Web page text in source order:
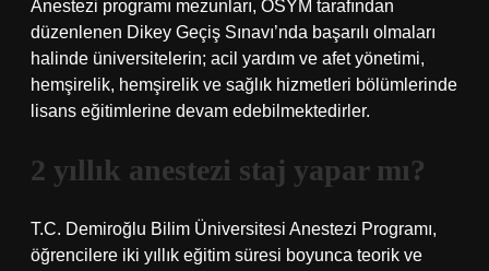
Anestezi programı mezunları, ÖSYM tarafından
düzenlenen Dikey Geçiş Sınavı’nda başarılı olmaları
halinde üniversitelerin; acil yardım ve afet yönetimi,
hemşirelik, hemşirelik ve sağlık hizmetleri bölümlerinde
lisans eğitimlerine devam edebilmektedirler.
2 yıllık anestezi staj yapar mı?
T.C. Demiroğlu Bilim Üniversitesi Anestezi Programı,
öğrencilere iki yıllık eğitim süresi boyunca teorik ve